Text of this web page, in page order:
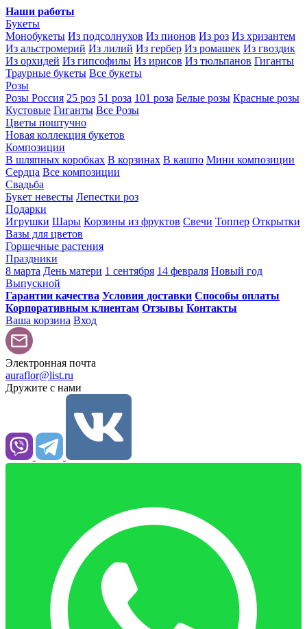
Наши работы
Букеты
Монобукеты Из подсолнухов Из пионов Из роз Из хризантем
Из альстромерий Из лилий Из гербер Из ромашек Из гвоздик
Из орхидей Из гипсофилы Из ирисов Из тюльпанов Гиганты
Траурные букеты Все букеты
Розы
Розы Россия 25 роз 51 роза 101 роза Белые розы Красные розы
Кустовые Гиганты Все Розы
Цветы поштучно
Новая коллекция букетов
Композиции
В шляпных коробках В корзинах В кашпо Мини композиции
Сердца Все композиции
Свадьба
Букет невесты Лепестки роз
Подарки
Игрушки Шары Корзины из фруктов Свечи Топпер Открытки
Вазы для цветов
Горшечные растения
Праздники
8 марта День матери 1 сентября 14 февраля Новый год
Выпускной
Гарантии качества Условия доставки Способы оплаты
Корпоративным клиентам Отзывы Контакты
Ваша корзина Вход
Электронная почта
auraflor@list.ru
Дружите с нами